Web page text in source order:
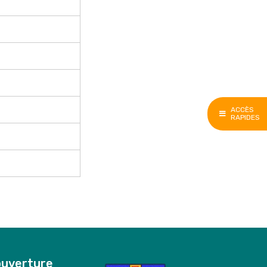
ACCÈS
RAPIDES